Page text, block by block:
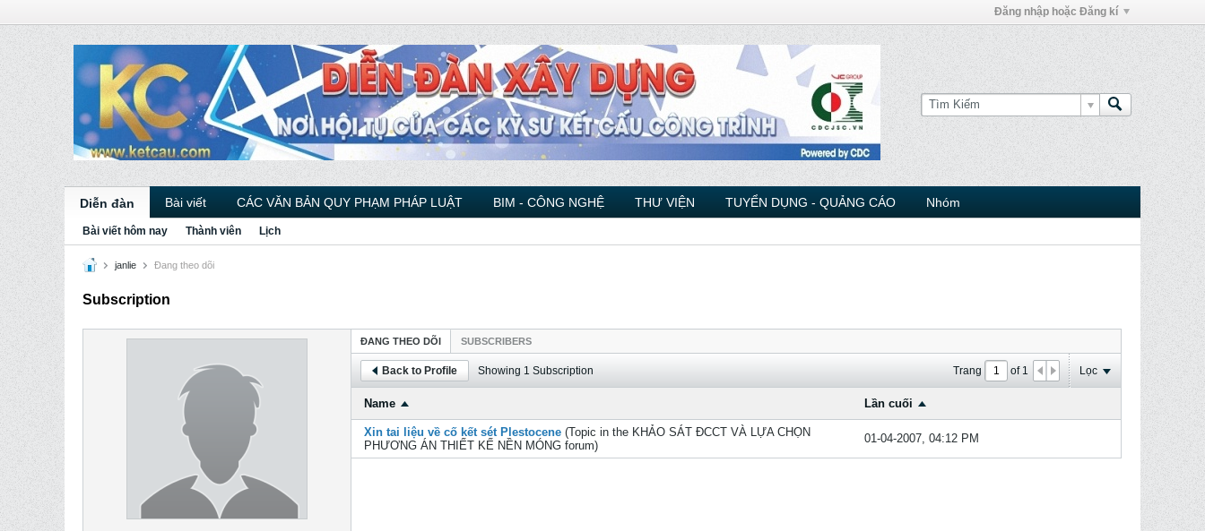
Đăng nhập hoặc Đăng kí
Diễn đàn Bài viết CÁC VĂN BẢN QUY PHẠM PHÁP LUẬT BIM - CÔNG NGHỆ THƯ VIỆN TUYỂN DỤNG - QUẢNG CÁO Nhóm
Bài viết hôm nay Thành viên Lịch
janlie Ðang theo dõi
Subscription
ÐANG THEO DÕI SUBSCRIBERS
Back to Profile Showing 1 Subscription Trang of 1 Lọc
Name Lần cuối
Xin tai liệu về cố kết sét Plestocene (Topic in the KHẢO SÁT ĐCCT VÀ LỰA CHỌN
PHƯƠNG ÁN THIẾT KẾ NỀN MÓNG forum)
01-04-2007, 04:12 PM